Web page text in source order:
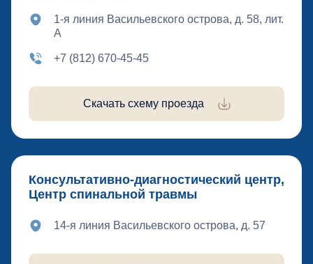
1-я линия Васильевского острова, д. 58, лит.
А
+7 (812) 670-45-45
Скачать схему проезда
Консультативно-диагностический центр,
Центр спинальной травмы
14-я линия Васильевского острова, д. 57